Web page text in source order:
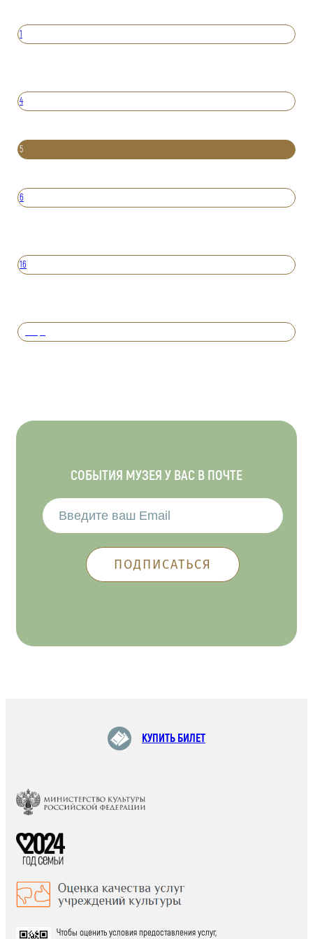
1
4
5
6
16
СОБЫТИЯ МУЗЕЯ У ВАС В ПОЧТЕ
КУПИТЬ БИЛЕТ
Чтобы оценить условия предоставления услуг,